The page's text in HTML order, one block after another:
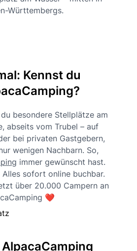
Württembergs.
Kennst du
besondere Stellplätze am
abseits vom Trubel – auf
bei privaten Gastgebern,
wenigen Nachbarn. So,
immer gewünscht hast.
Alles sofort online buchbar.
über 20.000 Campern an
❤️